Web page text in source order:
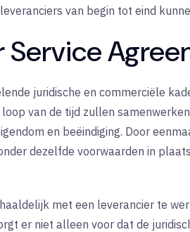
van begin tot eind
Service
juridische en commerciële
van de tijd zullen
en beëindiging. Door
dezelfde voorwaarden in
met een leverancier te
er niet alleen voor dat de